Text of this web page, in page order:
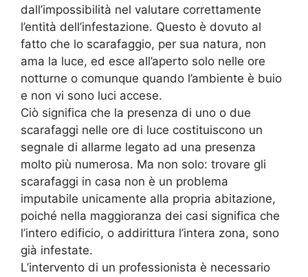
dall’impossibilità nel valutare correttamente
l’entità dell’infestazione. Questo è dovuto al
fatto che lo scarafaggio, per sua natura, non
ama la luce, ed esce all’aperto solo nelle ore
notturne o comunque quando l’ambiente è buio
e non vi sono luci accese.
Ciò significa che la presenza di uno o due
scarafaggi nelle ore di luce costituiscono un
segnale di allarme legato ad una presenza
molto più numerosa. Ma non solo: trovare gli
scarafaggi in casa non è un problema
imputabile unicamente alla propria abitazione,
poiché nella maggioranza dei casi significa che
l’intero edificio, o addirittura l’intera zona, sono
già infestate.
L’intervento di un professionista è necessario